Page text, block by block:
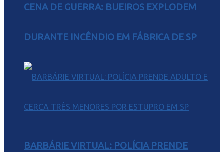
CENA DE GUERRA: BUEIROS EXPLODEM
DURANTE INCÊNDIO EM FÁBRICA DE SP
BARBÁRIE VIRTUAL: POLÍCIA PRENDE